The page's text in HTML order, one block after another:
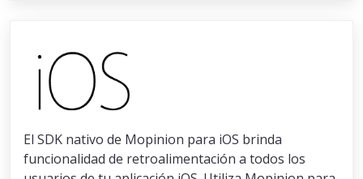
El SDK nativo de Mopinion para iOS brinda
funcionalidad de retroalimentación a todos los